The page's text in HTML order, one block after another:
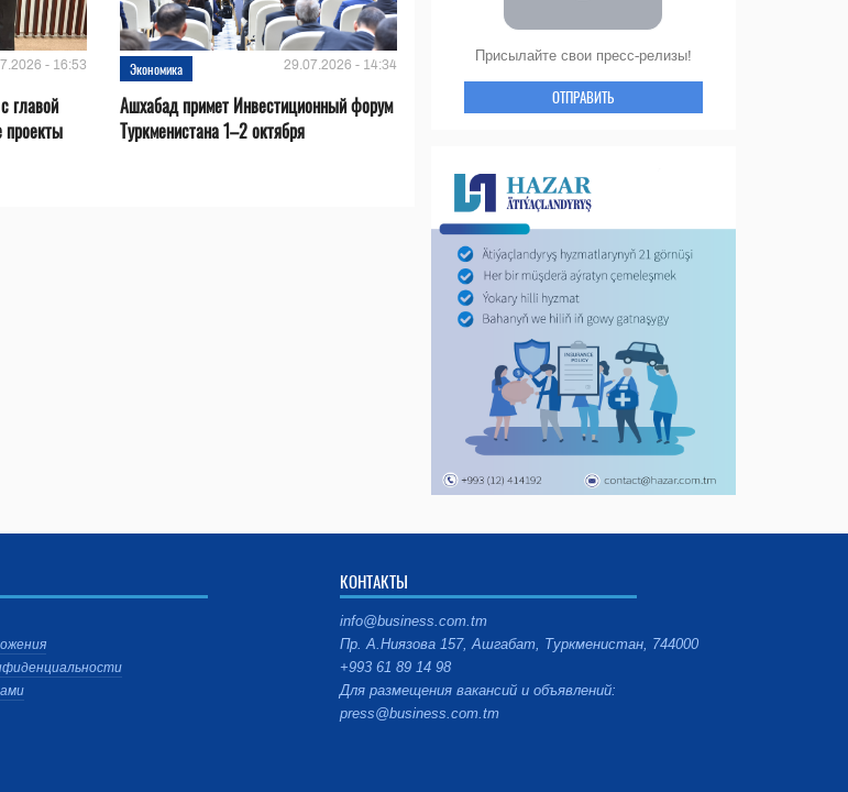
- 16:53
главой
проекты
Экономика 29.07.2026 - 14:34
Ашхабад примет Инвестиционный форум
Туркменистана 1–2 октября
Присылайте свои пресс-релизы!
ОТПРАВИТЬ
КОНТАКТЫ
info@business.com.tm
Пр. А.Ниязова 157, Ашгабат, Туркменистан, 744000
+993 61 89 14 98
Для размещения вакансий и объявлений:
press@business.com.tm